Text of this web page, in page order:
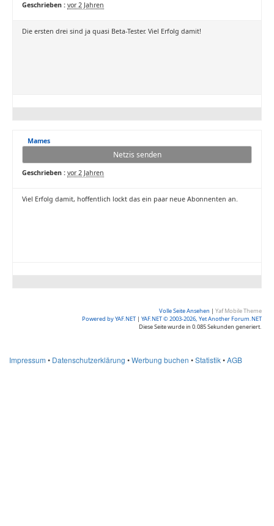
Geschrieben : vor 2 Jahren
Die ersten drei sind ja quasi Beta-Tester. Viel Erfolg damit!
Mames
Netzis senden
Geschrieben : vor 2 Jahren
Viel Erfolg damit, hoffentlich lockt das ein paar neue Abonnenten an.
Volle Seite Ansehen | Yaf Mobile Theme
Powered by YAF.NET | YAF.NET © 2003-2026, Yet Another Forum.NET
Diese Seite wurde in 0.085 Sekunden generiert.
Impressum • Datenschutzerklärung •Werbung buchen •Statistik•AGB